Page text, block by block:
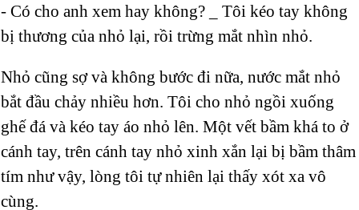
- Có cho anh xem hay không? _ Tôi kéo tay không
bị thương của nhỏ lại, rồi trừng mắt nhìn nhỏ.
Nhỏ cũng sợ và không bước đi nữa, nước mắt nhỏ
bắt đầu chảy nhiều hơn. Tôi cho nhỏ ngồi xuống
ghế đá và kéo tay áo nhỏ lên. Một vết bầm khá to ở
cánh tay, trên cánh tay nhỏ xinh xắn lại bị bầm thâm
tím như vậy, lòng tôi tự nhiên lại thấy xót xa vô
cùng.